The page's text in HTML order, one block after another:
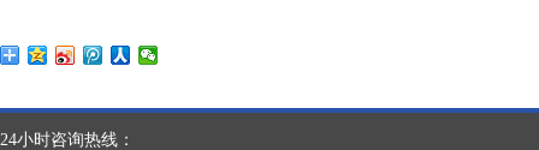
24小时咨询热线：